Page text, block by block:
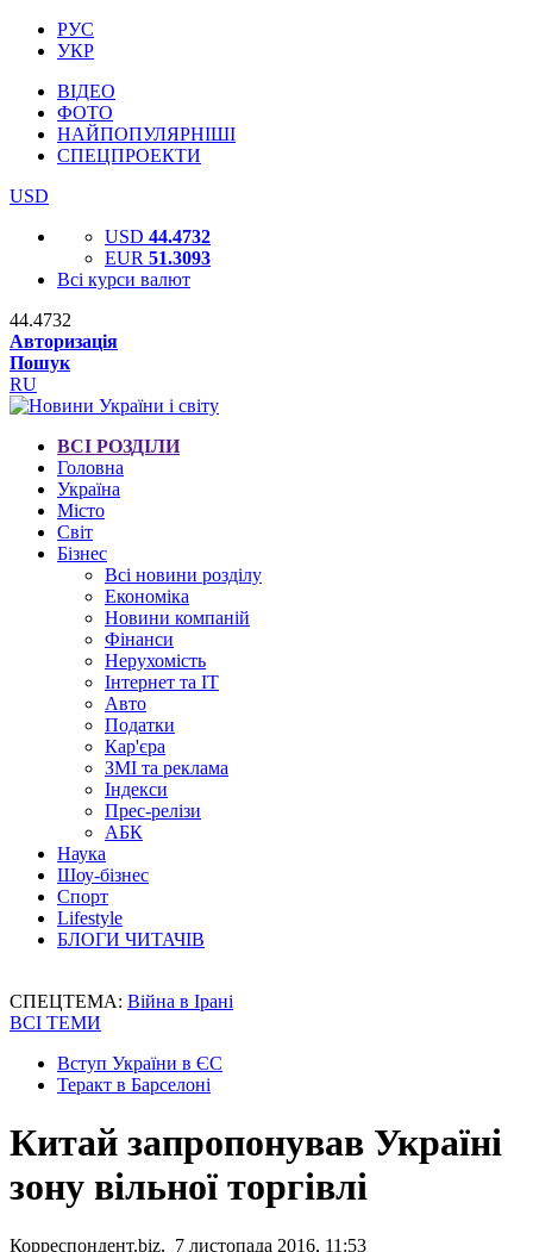
РУС
УКР
ВІДЕО
ФОТО
НАЙПОПУЛЯРНІШІ
СПЕЦПРОЕКТИ
USD
USD 44.4732
EUR 51.3093
Всі курси валют
44.4732
Авторизація
Пошук
RU
ВСІ РОЗДІЛИ
Головна
Україна
Місто
Світ
Бізнес
Всі новини розділу
Економіка
Новини компаній
Фінанси
Нерухомість
Інтернет та IT
Авто
Податки
Кар'єра
ЗМІ та реклама
Індекси
Прес-релізи
АБК
Наука
Шоу-бізнес
Спорт
Lifestyle
БЛОГИ ЧИТАЧІВ
СПЕЦТЕМА: Війна в Ірані
ВСІ ТЕМИ
Вступ України в ЄС
Теракт в Барселоні
Китай запропонував Україні
зону вільної торгівлі
Корреспондент.biz, 7 листопада 2016, 11:53